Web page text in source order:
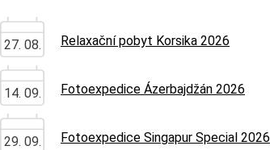
27. 08. Relaxační pobyt Korsika 2026
14. 09. Fotoexpedice Ázerbajdžán 2026
29. 09. Fotoexpedice Singapur Special 2026